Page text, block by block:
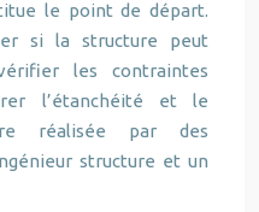
le point de départ.
si la structure peut
les contraintes
l’étanchéité et le
réalisée par des
structure et un